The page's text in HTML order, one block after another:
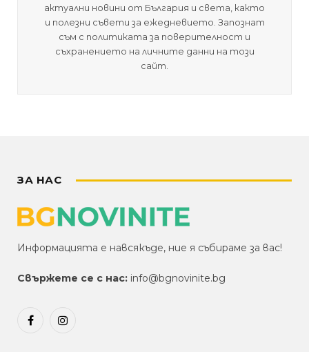
актуални новини от България и света, както
и полезни съвети за ежедневието. Запознат
съм с политиката за поверителност и
съхранението на личните данни на този
сайт.
ЗА НАС
Информацията е навсякъде, ние я събираме за вас!
Свържете се с нас: info@bgnovinite.bg
FacebookInstagram